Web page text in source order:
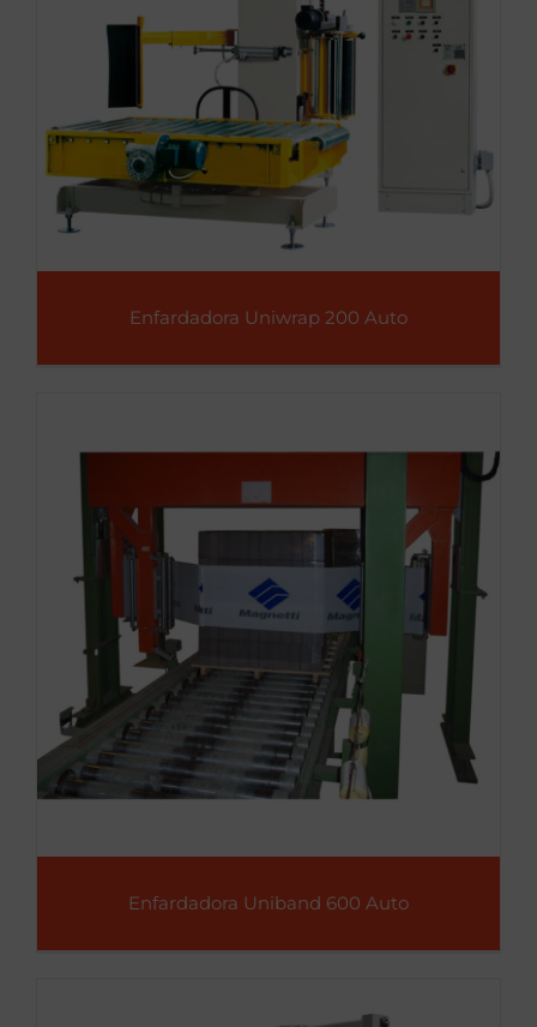
Enfardadora Uniwrap 200 Auto
Enfardadora Uniwrap 200 Auto
Enfardadora Uniband 600 Auto
Enfardadora Uniband 600 Auto